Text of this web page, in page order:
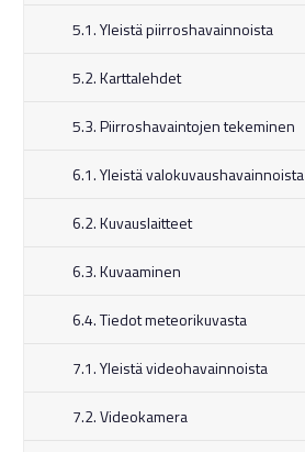
5.1. Yleistä piirroshavainnoista
5.2. Karttalehdet
5.3. Piirroshavaintojen tekeminen
6.1. Yleistä valokuvaushavainnoista
6.2. Kuvauslaitteet
6.3. Kuvaaminen
6.4. Tiedot meteorikuvasta
7.1. Yleistä videohavainnoista
7.2. Videokamera